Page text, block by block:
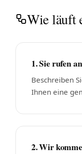
Wie läuft
1. Sie rufen an
Beschreiben
Ihnen eine
2. Wir